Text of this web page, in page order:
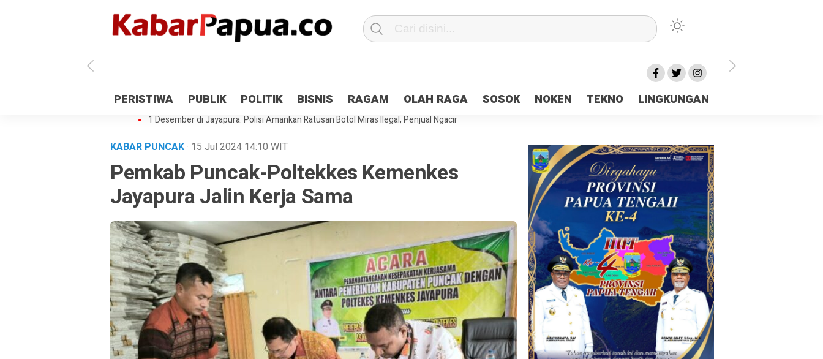
PERISTIWA PUBLIK POLITIK BISNIS RAGAM OLAH RAGA SOSOK NOKEN TEKNO LINGKUNGAN
Antisipasi 1 Desember, TNI Polri Patroli 2×24 jam di Kota Jayapura
Pesan Sejuk Polri di Deklarasi Pemilu Ceria Tanah Papua
Gedung Perpustakaan SMPN 5 Sentani Terbakar
Hibah Pilkada Jayapura Cair 10 Persen, Deposit Kas Daerah Rp23 Miliar Disorot
1 Desember di Jayapura: Polisi Amankan Ratusan Botol Miras Ilegal, Penjual Ngacir
KABAR PUNCAK· 15 Jul 2024 14:10 WIT
Pemkab Puncak-Poltekkes Kemenkes
Jayapura Jalin Kerja Sama